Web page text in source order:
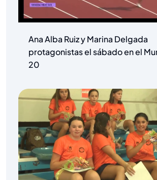
Ana Alba Ruiz y Marina Delgada
protagonistas el sábado en el
20